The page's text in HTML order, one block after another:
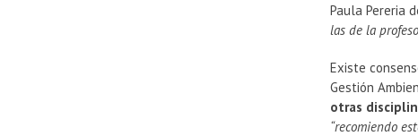
Paula Pereria
las de la
Existe
Gestión
otras
“recomiendo